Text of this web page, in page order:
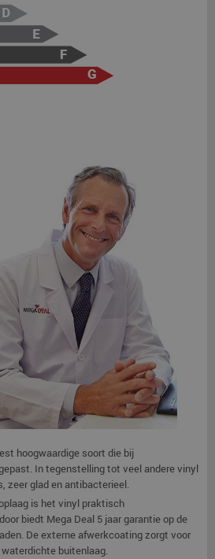
hoogwaardige soort die bij
In tegenstelling tot veel andere vinyl
zeer glad en antibacterieel.
is het vinyl praktisch
biedt Mega Deal 5 jaar garantie op de
De externe afwerkcoating zorgt voor
buitenlaag.